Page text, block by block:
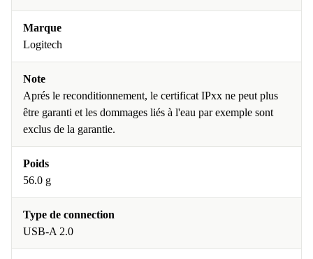
Marque
Logitech
Note
Aprés le reconditionnement, le certificat IPxx ne peut plus
être garanti et les dommages liés à l'eau par exemple sont
exclus de la garantie.
Poids
56.0 g
Type de connection
USB-A 2.0